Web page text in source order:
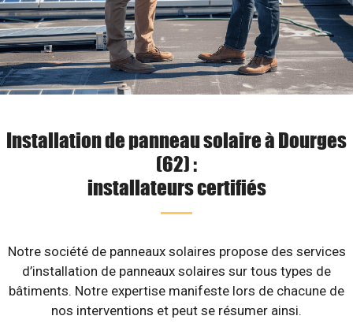
Installation de panneau solaire à Dourges
(62) :
installateurs certifiés
Notre société de panneaux solaires propose des services
d’installation de panneaux solaires sur tous types de
bâtiments. Notre expertise manifeste lors de chacune de
nos interventions et peut se résumer ainsi.